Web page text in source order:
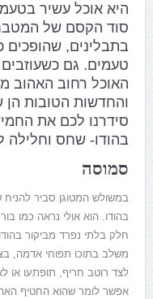
היא אוכל עשיר
סוד הקסם של
בתבלינים,
טעמים. גם
האוכל רחוב האהוב
והחדשות הטובות
סידרנו לכם את
בהודו- שחס
סמוסה
במשולש המטוגן סביר
בהודו. הוא אולי נראה כמו
חלק בלתי נפרד מביקור
משלב בתוכו תפוחי אדמה,
לצד רוטב חריף, תופתעו או
אפשר לומר שהוא החטיף